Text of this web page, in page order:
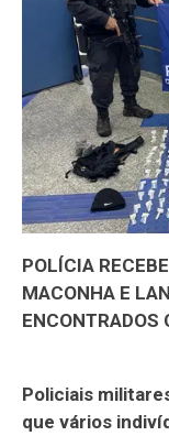
POLÍCIA
MACONHA E
ENCONTRADOS
Policiais
que vários